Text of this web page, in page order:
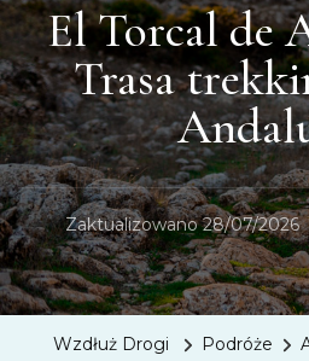
El Torcal de
Trasa
Zaktualizowano28/07/2026
Wzdłuż Drogi Podróże